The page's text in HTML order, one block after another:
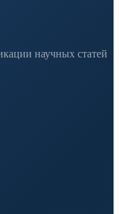
научных статей